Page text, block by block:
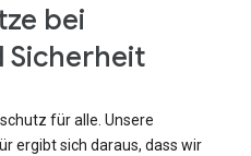
bei
Sicherheit
für alle. Unsere
ergibt sich daraus, dass wir